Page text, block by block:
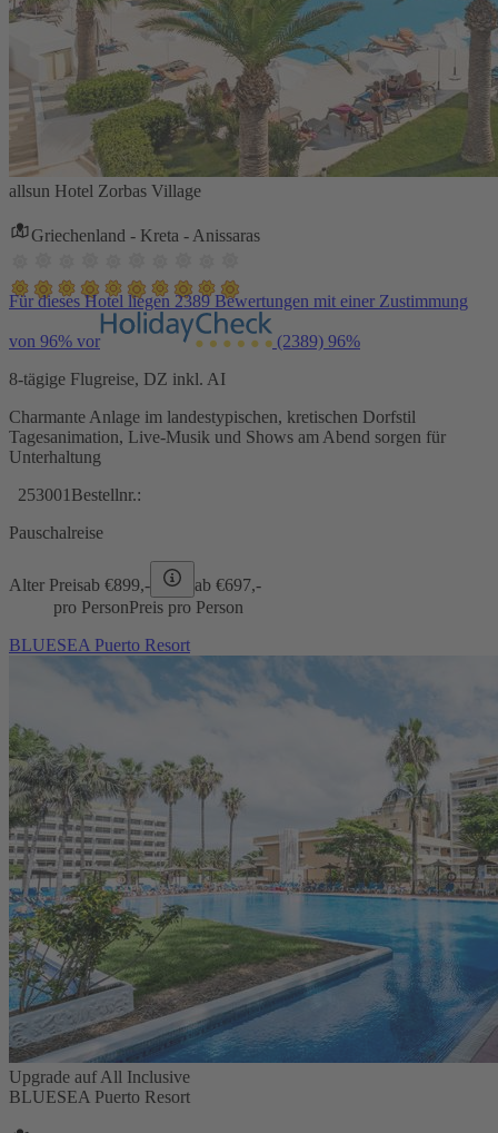
allsun Hotel Zorbas Village
Griechenland - Kreta - Anissaras
Für dieses Hotel liegen 2389 Bewertungen mit einer Zustimmung
von 96% vor (2389) 96%
8-tägige Flugreise, DZ inkl. AI
Charmante Anlage im landestypischen, kretischen Dorfstil
Tagesanimation, Live-Musik und Shows am Abend sorgen für
Unterhaltung
253001 Bestellnr.:
Pauschalreise
Alter Preisab €899,- ab €697,-
pro PersonPreis pro Person
BLUESEA Puerto Resort
Upgrade auf All Inclusive
BLUESEA Puerto Resort